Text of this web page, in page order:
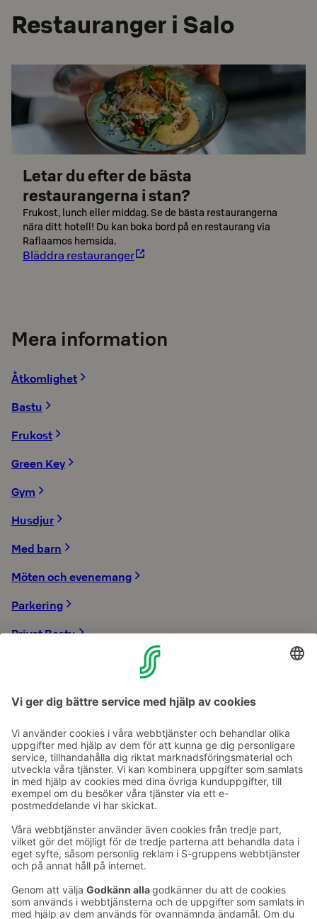
Restauranger i Salo
Letar du efter de bästa
restaurangerna i stan?
Frukost, lunch eller middag. Se de bästa restaurangerna
nära ditt hotell! Du kan boka bord på en restaurang via
Raflaamos hemsida.
Bläddra restauranger
Mera information
Åtkomlighet
Bastu
Frukost
Green Key
Gym
Husdjur
Med barn
Möten och evenemang
Parkering
Privat Bastu
Ta kontakt
Kontaktuppgifter till hotellen
Feedback
Ge feedback
Sokos Hotels nyhetsbrev
nyhetsbrev
Du får Sokos Hotellens senaste
Utmärkelser och certifikat